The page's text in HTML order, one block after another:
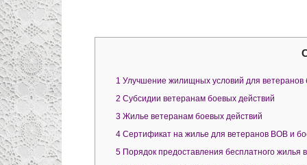
1 Улучшение жилищных условий для ветеранов
2 Субсидии ветеранам боевых действий
3 Жилье ветеранам боевых действий
4 Сертификат на жилье для ветеранов ВОВ и
5 Порядок предоставления бесплатного жилья